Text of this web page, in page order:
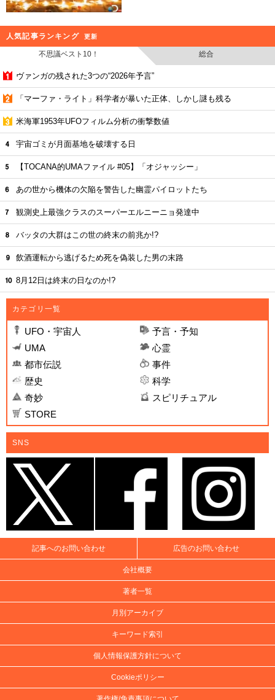
人気記事ランキング 更新
不思議ベスト10！ 総合
ヴァンガの残された3つの“2026年予言”
「マーファ・ライト」科学者が暴いた正体、しかし謎も残る
米海軍1953年UFOフィルム分析の衝撃数値
宇宙ゴミが月面基地を破壊する日
【TOCANA的UMAファイル #05】「オジャッシー」
あの世から機体の欠陥を警告した幽霊パイロットたち
観測史上最強クラスのスーパーエルニーニョ発達中
バッタの大群はこの世の終末の前兆か!?
飲酒運転から逃げるため死を偽装した男の末路
8月12日は終末の日なのか!?
カテゴリ一覧
UFO・宇宙人
予言・予知
UMA
心霊
都市伝説
事件
歴史
科学
奇妙
スピリチュアル
STORE
SNS
記事へのお問い合わせ 広告のお問い合わせ
会社概要
著者一覧
月別アーカイブ
キーワード索引
個人情報保護方針について
Cookieポリシー